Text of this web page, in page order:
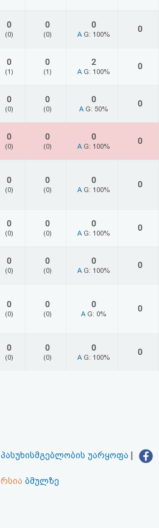
0
(0)
0
(0)
0
A G: 100%
0
0
(1)
0
(1)
2
A G: 100%
0
0
(0)
0
(0)
0
A G: 50%
0
0
(0)
0
(0)
0
A G: 100%
0
0
(0)
0
(0)
0
A G: 100%
0
0
(0)
0
(0)
0
A G: 100%
0
0
(0)
0
(0)
0
A G: 100%
0
0
(0)
0
(0)
0
A G: 0%
0
0
(0)
0
(0)
0
A G: 100%
0
უარყოფა
ბმულზე